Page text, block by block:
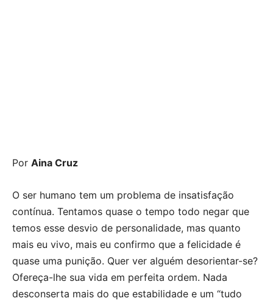
Por Aina Cruz
O ser humano tem um problema de insatisfação
contínua. Tentamos quase o tempo todo negar que
temos esse desvio de personalidade, mas quanto
mais eu vivo, mais eu confirmo que a felicidade é
quase uma punição. Quer ver alguém desorientar-se?
Ofereça-lhe sua vida em perfeita ordem. Nada
desconserta mais do que estabilidade e um “tudo